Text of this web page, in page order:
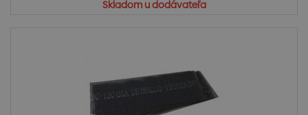
Skladom u dodávateľa